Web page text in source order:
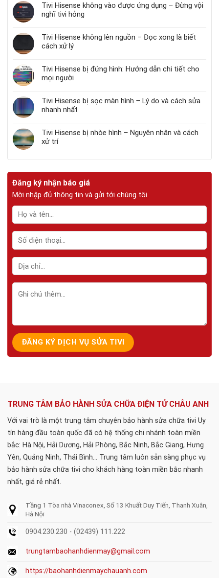
Tivi Hisense không vào được ứng dụng – Đừng vội
nghĩ tivi hỏng
Tivi Hisense không lên nguồn – Đọc xong là biết
cách xử lý
Tivi Hisense bị đứng hình: Hướng dẫn chi tiết cho
mọi người
Tivi Hisense bị sọc màn hình – Lý do và cách sửa
nhanh nhất
Tivi Hisense bị nhòe hình – Nguyên nhân và cách
xử trí
Đăng ký nhận báo giá
Mời nhập đủ thông tin và gửi tới chúng tôi
TRUNG TÂM BẢO HÀNH SỬA CHỮA ĐIỆN TỬ CHÂU ANH
Với vai trò là một trung tâm chuyên bảo hành sửa chữa tivi Uy
tín hàng đầu toàn quốc đã có hệ thống chi nhánh toàn miền
bắc: Hà Nội, Hải Dương, Hải Phòng, Bắc Ninh, Bắc Giang, Hưng
Yên, Quảng Ninh, Thái Bình... Trung tâm luôn sẵn sàng phục vụ
bảo hành sửa chữa tivi cho khách hàng toàn miền bắc nhanh
nhất, giá rẻ nhất.
Tầng 1 Tòa nhà Vinaconex, Số 13 Khuất Duy Tiến, Thanh Xuân,
Hà Nội
0904.230.230 - (02439) 111.222
trungtambaohanhdienmay@gmail.com
https://baohanhdienmaychauanh.com